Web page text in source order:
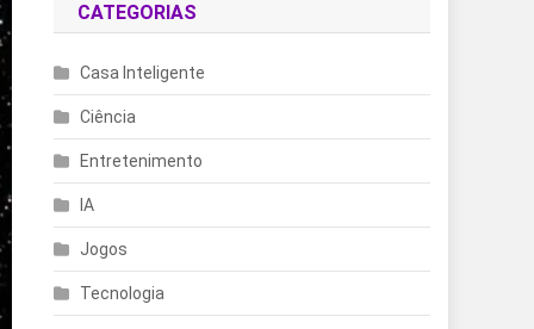
CATEGORIAS
Casa Inteligente
Ciência
Entretenimento
IA
Jogos
Tecnologia